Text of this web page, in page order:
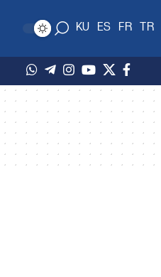
TR
FR
ES
KU